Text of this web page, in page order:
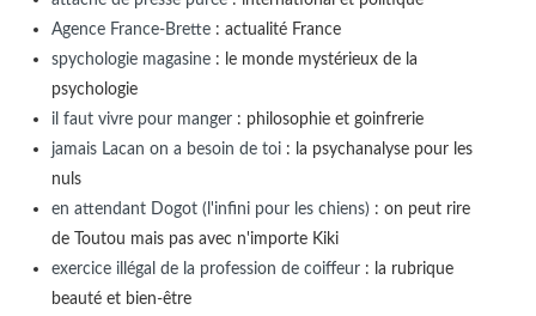
Agence France-Brette: actualité France
spychologie magasine: le monde mystérieux de la
psychologie
il faut vivre pour manger: philosophie et goinfrerie
jamais Lacan on a besoin de toi: la psychanalyse pour les
nuls
en attendant Dogot (l'infini pour les chiens): on peut rire
de Toutou mais pas avec n'importe Kiki
exercice illégal de la profession de coiffeur: la rubrique
beauté et bien-être